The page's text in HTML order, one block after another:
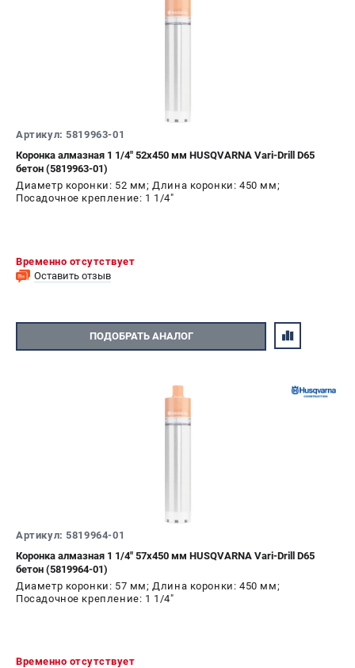
Артикул: 5819963-01
Коронка алмазная 1 1/4" 52х450 мм HUSQVARNA Vari-Drill D65
бетон (5819963-01)
Диаметр коронки: 52 мм; Длина коронки: 450 мм;
Посадочное крепление: 1 1/4"
Временно отсутствует
Оставить отзыв
ПОДОБРАТЬ АНАЛОГ
Артикул: 5819964-01
Коронка алмазная 1 1/4" 57х450 мм HUSQVARNA Vari-Drill D65
бетон (5819964-01)
Диаметр коронки: 57 мм; Длина коронки: 450 мм;
Посадочное крепление: 1 1/4"
Временно отсутствует